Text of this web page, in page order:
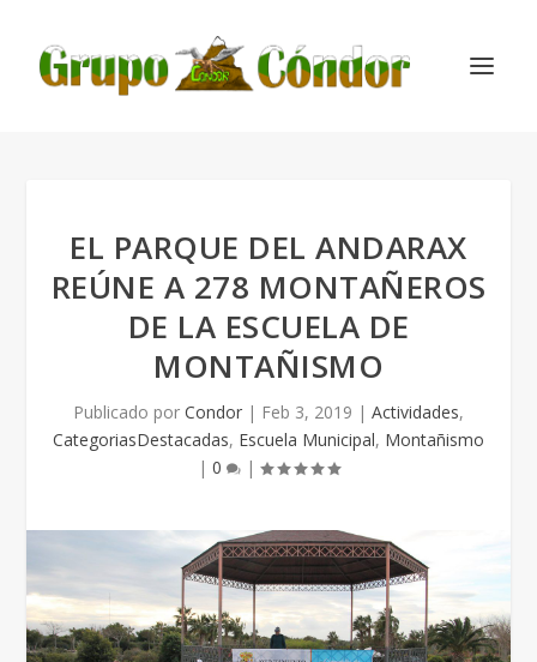
EL PARQUE DEL ANDARAX
REÚNE A 278 MONTAÑEROS
DE LA ESCUELA DE
MONTAÑISMO
Publicado por Condor | Feb 3, 2019 | Actividades,
CategoriasDestacadas, Escuela Municipal, Montañismo
| 0 |